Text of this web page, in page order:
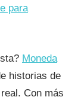
para
Moneda
historias de
Con más